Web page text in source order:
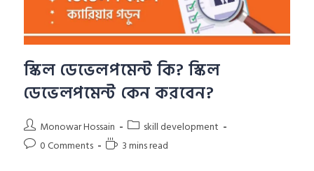
স্কিল ডেভেলপমেন্ট কি? স্কিল
ডেভেলপমেন্ট কেন করবেন?
Monowar Hossain
skill development
0 Comments
3 mins read